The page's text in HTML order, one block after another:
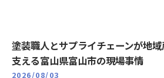
塗装職人とサプライチェーンが地
支える富山県富山市の現場事情
2026/08/03